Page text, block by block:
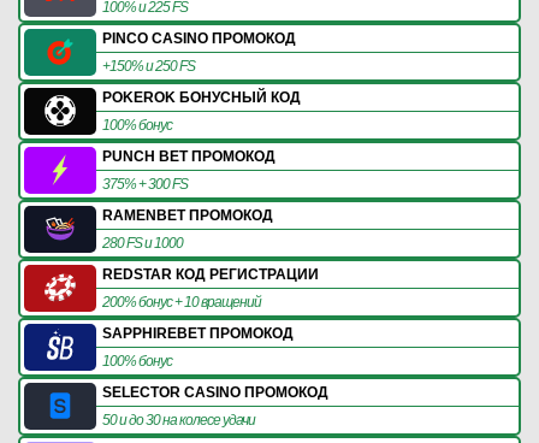
100% и 225 FS
PINCO CASINO ПРОМОКОД
+150% и 250 FS
POKEROK БОНУСНЫЙ КОД
100% бонус
PUNCH BET ПРОМОКОД
375% + 300 FS
RAMENBET ПРОМОКОД
280 FS и 1000
REDSTAR КОД РЕГИСТРАЦИИ
200% бонус + 10 вращений
SAPPHIREBET ПРОМОКОД
100% бонус
SELECTOR CASINO ПРОМОКОД
50 и до 30 на колесе удачи